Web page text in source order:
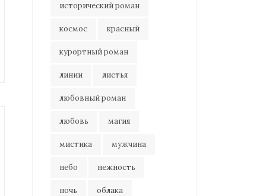
исторический роман
космос красный
курортный роман
линии листья
любовный роман
любовь магия
мистика мужчина
небо нежность
ночь облака